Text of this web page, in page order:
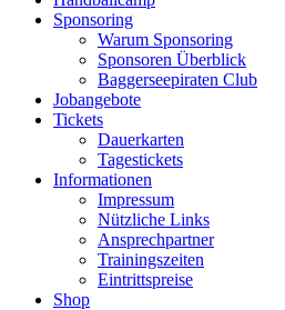
Sponsoring
Warum Sponsoring
Sponsoren Überblick
Baggerseepiraten Club
Jobangebote
Tickets
Dauerkarten
Tagestickets
Informationen
Impressum
Nützliche Links
Ansprechpartner
Trainingszeiten
Eintrittspreise
Shop